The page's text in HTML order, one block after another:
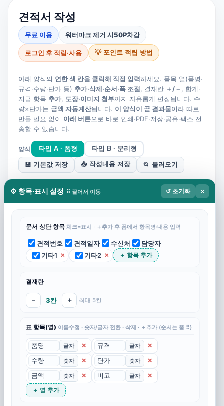
견적서 작성
무료 이용 워터마크 제거 시50P차감
로그인 후 적립·사용 💡 포인트 적립 방법
아래 양식의 연한 색 칸을 클릭해 직접 입력하세요. 품목 열(품명·
규격·수량·단가 등) 추가·삭제·순서·폭 조절, 결재칸 ＋/－ , 합계·
지급 항목 추가, 도장·이미지 첨부까지 자유롭게 편집됩니다. 수
량×단가는 금액 자동계산됩니다. 이 양식이 곧 결과물이라 따로
만들 필요 없이 아래 버튼으로 바로 인쇄·PDF·저장·공유·팩스 전
송할 수 있습니다.
⚙ 항목·표시 설정 ⠿ 끌어서 이동 ↺ 초기화 ✕
문서 상단 항목 체크=표시 · ＋추가 후 폼에서 항목명·내용 입력
견적번호 견적일자 수신처
담당자
기타1
✕ 기타2 ✕ ＋ 항목 추가
결재란
－ 3칸 ＋ 최대 5칸
표 항목(열) 이름수정 · 숫자/글자 전환 · 삭제 · ＋추가 (순서는 폼 ⠿)
글자 ✕ 글자 ✕
숫자 ✕ 숫자 ✕
숫자 ✕ 글자 ✕
＋ 열 추가
양식 타입 A · 폼형 타입 B · 분리형
💾 기본값 저장 📥 작성내용 저장 📂 불러오기
결
견적번호 견적일자
담당자
No
1
3
4
5
6
7